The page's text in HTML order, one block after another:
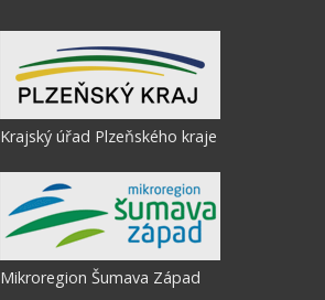
Krajský úřad Plzeňského kraje
Mikroregion Šumava Západ